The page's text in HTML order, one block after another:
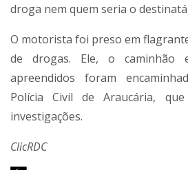
droga nem quem seria o
O motorista foi preso em
de drogas. Ele, o caminhão
apreendidos foram
Polícia Civil de Araucária,
investigações.
ClicRDC